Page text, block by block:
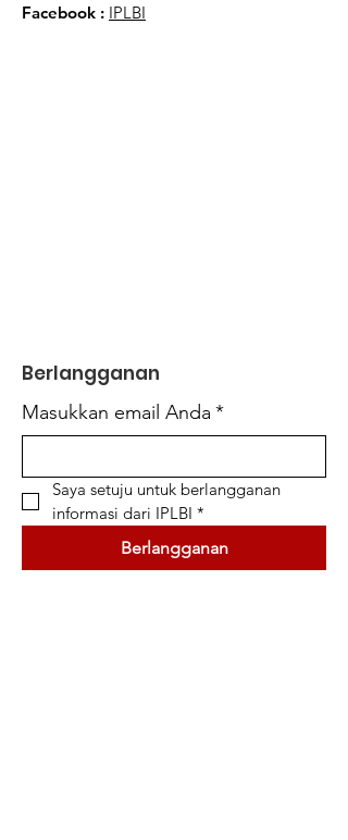
Facebook : IPLBI
Berlangganan
Masukkan email Anda *
Saya setuju untuk berlangganan
informasi dari IPLBI *
Berlangganan